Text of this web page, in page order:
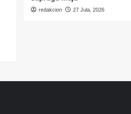
redakcion 27 Jula, 2026